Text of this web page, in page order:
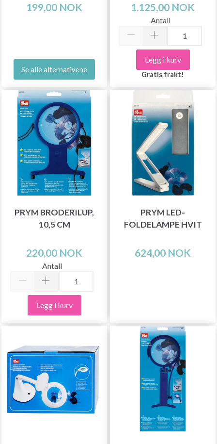
199,00 NOK
Se alle alternativene
1.125,00 NOK
Antall
Legg i kurv
Gratis frakt!
PRYM BRODERILUP,
10,5 CM
220,00 NOK
Antall
Legg i kurv
PRYM LED-
FOLDELAMPE HVIT
624,00 NOK